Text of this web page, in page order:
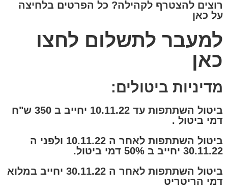
רוצים להצטרף לקהילה? כל הפרטים בלחיצה
על כאן
למעבר לתשלום לחצו
כאן
מדיניות ביטולים:
ביטול השתתפות עד 10.11.22 יחייב ב 350 ש"ח
דמי ביטול .
ביטול השתתפות לאחר ה 10.11.22 ולפני ה
30.11.22 יחייב ב 50% דמי ביטול.
ביטול השתתפות לאחר ה 30.11.22 יחייב במלוא
דמי הריטריט